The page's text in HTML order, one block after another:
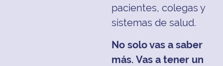
pacientes, colegas y
sistemas de salud.
No solo vas a saber
más. Vas a tener un